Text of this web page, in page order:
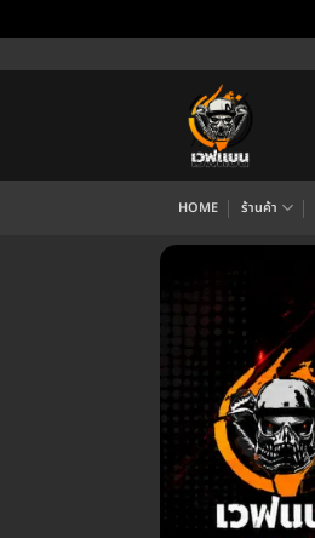
ไป
HOME ร้านค้า